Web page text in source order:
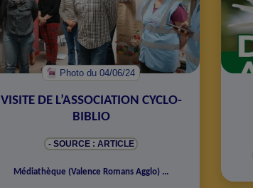
Photodu 04/06/24
VISITE DE L’ASSOCIATION CYCLO-
BIBLIO
- SOURCE : ARTICLE
Médiathèque (Valence Romans Agglo) ...